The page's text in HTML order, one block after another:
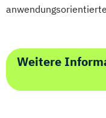
Weitere